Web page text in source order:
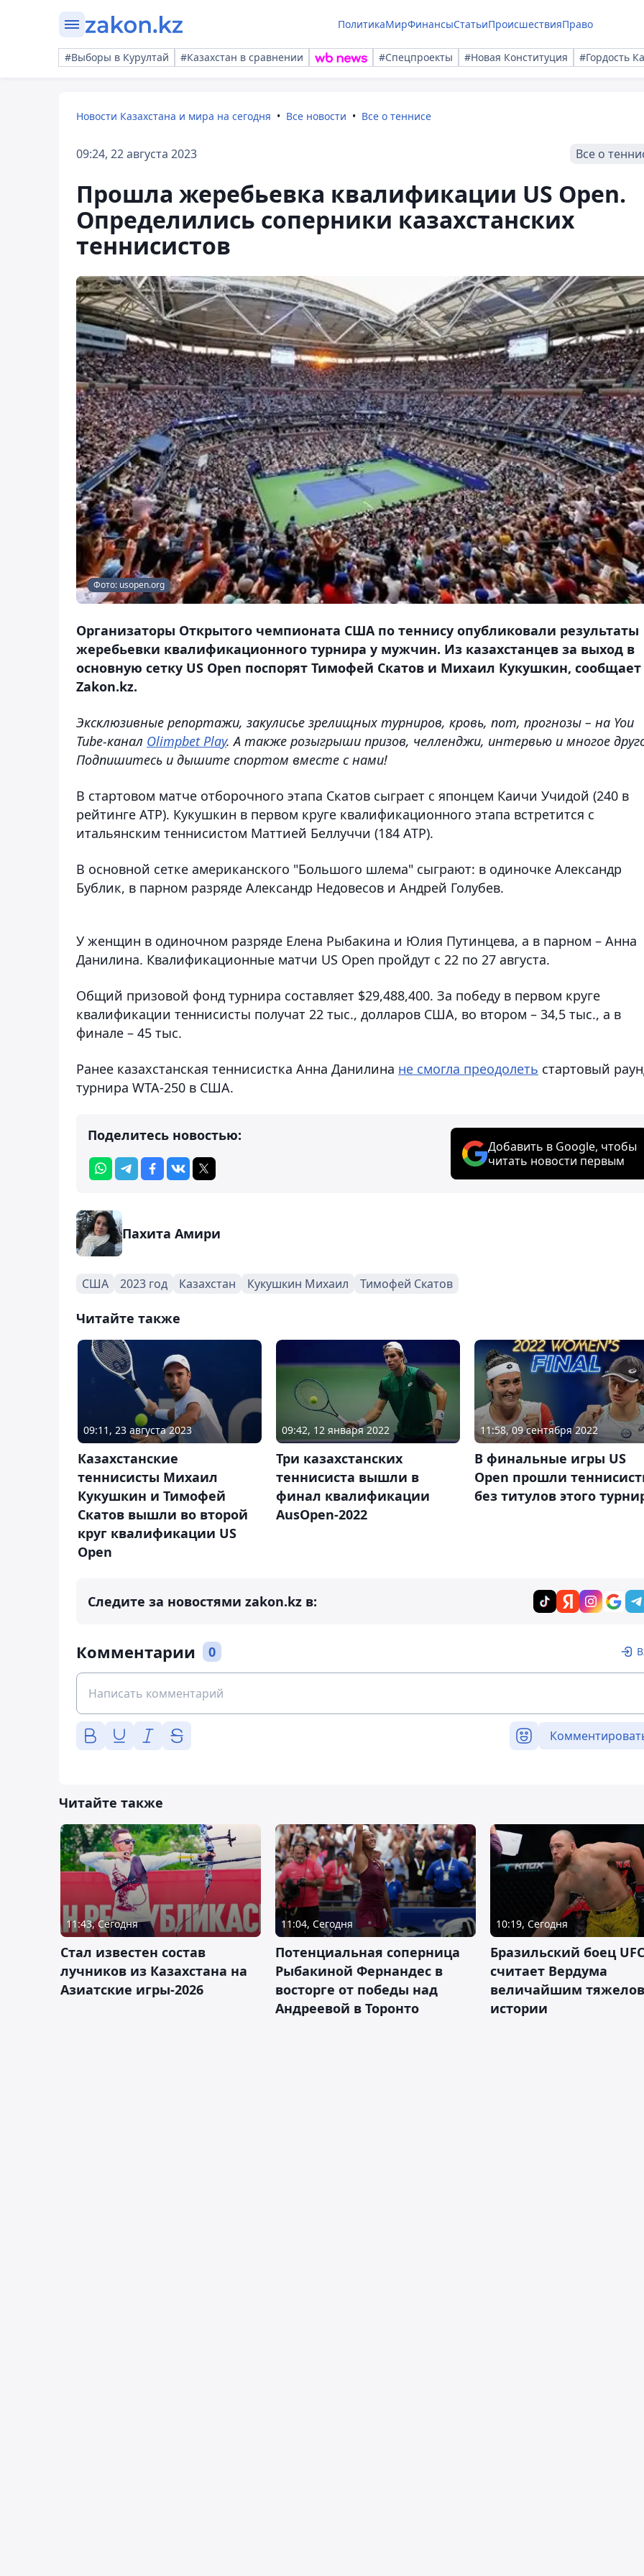
ПолитикаМирФинансыСтатьиПроисшествияПраво
#Выборы в Курултай #Казахстан в сравнении #Спецпроекты #Новая Конституция #Гордость
Новости Казахстана и мира на сегодня Все новости Все о теннисе
09:24, 22 августа 2023 Все о
Прошла жеребьевка квалификации US Open.
Определились соперники казахстанских
теннисистов
Фото: usopen.org
Организаторы Открытого чемпионата США по теннису опубликовали результаты
жеребьевки квалификационного турнира у мужчин. Из казахстанцев за выход в
основную сетку US Open поспорят Тимофей Скатов и Михаил Кукушкин, сообщает
Zakon.kz.
Эксклюзивные репортажи, закулисье зрелищных турниров, кровь, пот, прогнозы – на You
Tube-канал Olimpbet Play. А также розыгрыши призов, челленджи, интервью и многое
Подпишитесь и дышите спортом вместе с нами!
В стартовом матче отборочного этапа Скатов сыграет с японцем Каичи Учидой (240 в
рейтинге АТР). Кукушкин в первом круге квалификационного этапа встретится с
итальянским теннисистом Маттией Беллуччи (184 АТР).
В основной сетке американского "Большого шлема" сыграют: в одиночке Александр
Бублик, в парном разряде Александр Недовесов и Андрей Голубев.
У женщин в одиночном разряде Елена Рыбакина и Юлия Путинцева, а в парном – Анна
Данилина. Квалификационные матчи US Open пройдут с 22 по 27 августа.
Общий призовой фонд турнира составляет $29,488,400. За победу в первом круге
квалификации теннисисты получат 22 тыс., долларов США, во втором – 34,5 тыс., а в
финале – 45 тыс.
Ранее казахстанская теннисистка Анна Данилина не смогла преодолеть стартовый
турнира WTA-250 в США.
Поделитесь новостью:
Добавить в Google, чтобы
читать новости первым
Пахита Амири
США 2023 год Казахстан Кукушкин Михаил Тимофей Скатов
Читайте также
09:11, 23 августа 2023
Казахстанские
теннисисты Михаил
Кукушкин и Тимофей
Скатов вышли во второй
круг квалификации US
Open
09:42, 12 января 2022
Три казахстанских
теннисиста вышли в
финал квалификации
AusOpen-2022
11:58, 09 сентября 2022
В финальные игры US
Open прошли
без титулов этого
Следите за новостями zakon.kz в:
Комментарии 0
Читайте также
11:43, Сегодня
Стал известен состав
лучников из Казахстана на
Азиатские игры-2026
11:04, Сегодня
Потенциальная соперница
Рыбакиной Фернандес в
восторге от победы над
Андреевой в Торонто
10:19, Сегодня
Бразильский боец
считает Вердума
величайшим
истории